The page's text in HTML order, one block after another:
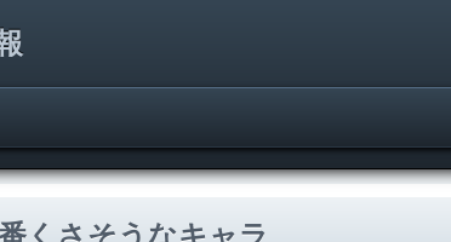
くさそうなキャラ